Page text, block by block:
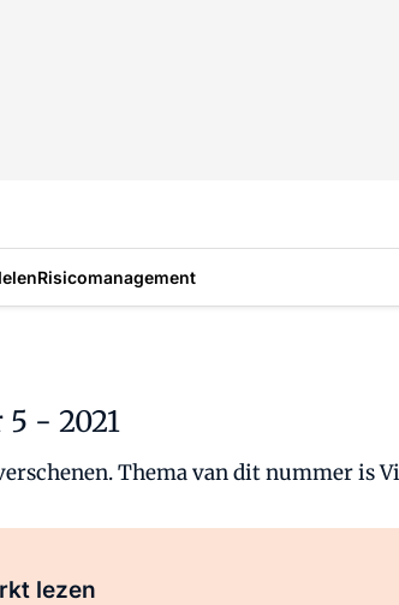
Risicomanagement
- 2021
Thema van dit nummer is
lezen